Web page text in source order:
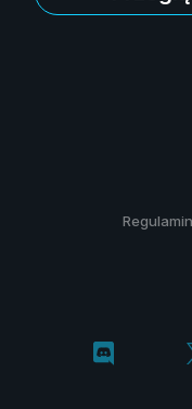
Regulamin